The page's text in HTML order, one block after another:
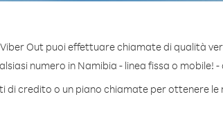
Out puoi effettuare chiamate di qualità
numero in Namibia - linea fissa o mobile!
di credito o un piano chiamate per ottenere